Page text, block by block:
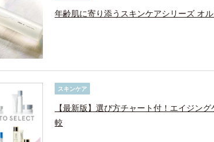
年齢肌に寄り添うスキンケアシリーズ オ
スキンケア
【最新版】選び方チャート付！エイジン
較